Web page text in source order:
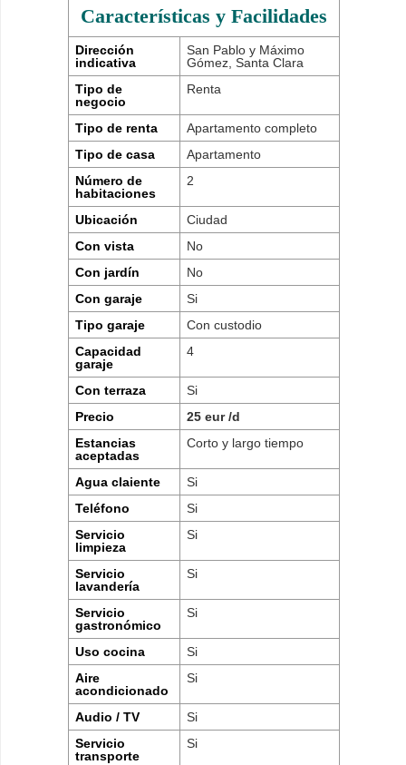
Características y Facilidades
Dirección
indicativa
San Pablo y Máximo
Gómez, Santa Clara
Tipo de
negocio
Renta
Tipo de renta
Apartamento completo
Tipo de casa
Apartamento
Número de
habitaciones
2
Ubicación
Ciudad
Con vista
No
Con jardín
No
Con garaje
Si
Tipo garaje
Con custodio
Capacidad
garaje
4
Con terraza
Si
Precio
25 eur /d
Estancias
aceptadas
Corto y largo tiempo
Agua claiente
Si
Teléfono
Si
Servicio
limpieza
Si
Servicio
lavandería
Si
Servicio
gastronómico
Si
Uso cocina
Si
Aire
acondicionado
Si
Audio / TV
Si
Servicio
transporte
Si